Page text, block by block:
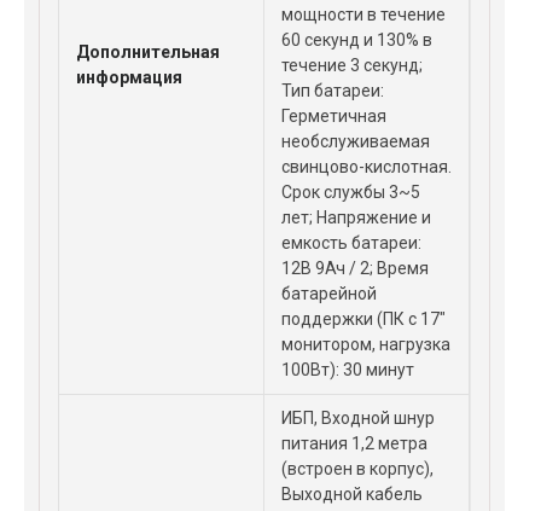
Дополнительная
информация
мощности в течение
60 секунд и 130% в
течение 3 секунд;
Тип батареи:
Герметичная
необслуживаемая
свинцово-кислотная.
Срок службы 3~5
лет; Напряжение и
емкость батареи:
12В 9Ач / 2; Время
батарейной
поддержки (ПК с 17"
монитором, нагрузка
100Вт): 30 минут
ИБП, Входной шнур
питания 1,2 метра
(встроен в корпус),
Выходной кабель